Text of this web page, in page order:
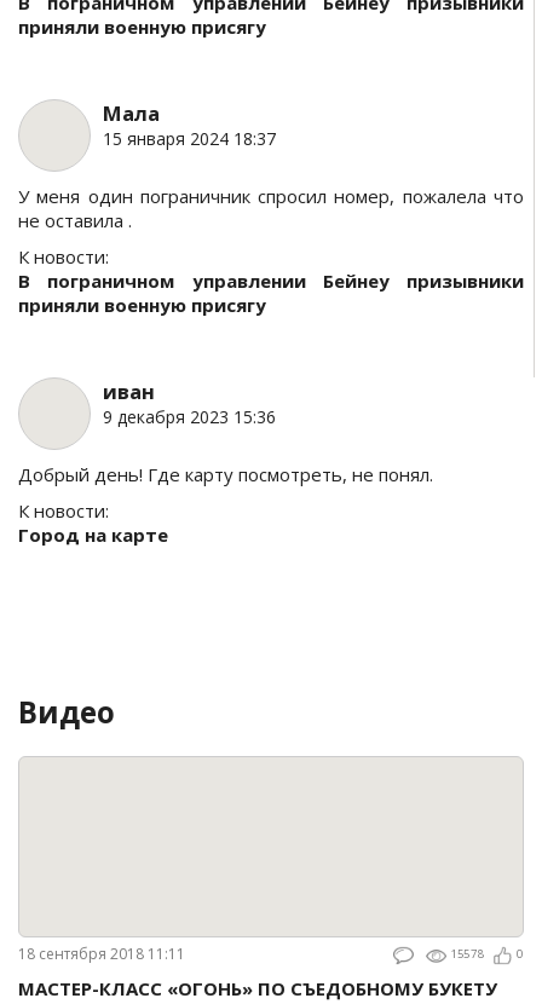
приняли военную присягу
Мала
15 января 2024 18:37
У меня один пограничник спросил номер, пожалела что
не оставила .
К новости:
В пограничном управлении Бейнеу призывники
приняли военную присягу
иван
9 декабря 2023 15:36
Добрый день! Где карту посмотреть, не понял.
К новости:
Город на карте
Видео
18 сентября 2018 11:11 15578 0
МАСТЕР-КЛАСС «ОГОНЬ» ПО СЪЕДОБНОМУ БУКЕТУ